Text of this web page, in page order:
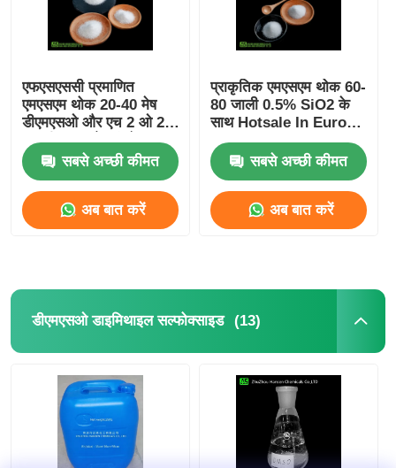
एफएसएससी प्रमाणित
एमएसएम थोक 20-40 मेष
डीएमएसओ और एच 2 ओ 2
ऑक्सीकरण और संश्लेषण
एमएसएमसबसे अच्छी कीमत
अब बात करें
प्राकृतिक एमएसएम थोक 60-
80 जाली 0.5% SiO2 के
साथ Hotsale In Europe
Suitalle For
Sportsmanसबसे अच्छी कीमत
अब बात करें
डीएमएसओ डाइमिथाइल सल्फोक्साइड (13)